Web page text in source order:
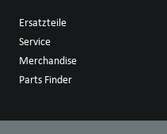
Ersatzteile
Service
Merchandise
Parts Finder